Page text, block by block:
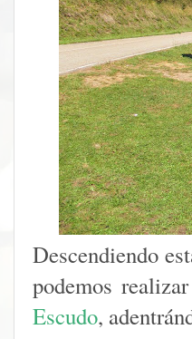
Descendiendo
podemos
Escudo,